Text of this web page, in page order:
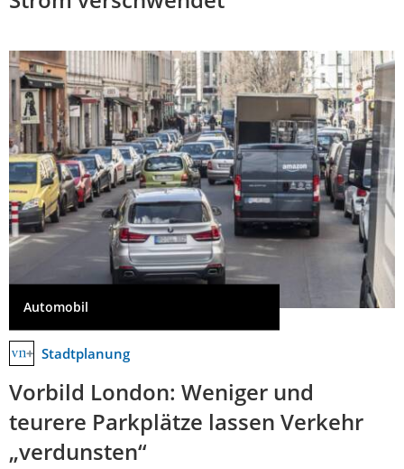
Automobil
Stadtplanung
Vorbild London: Weniger und
teurere Parkplätze lassen Verkehr
„verdunsten“